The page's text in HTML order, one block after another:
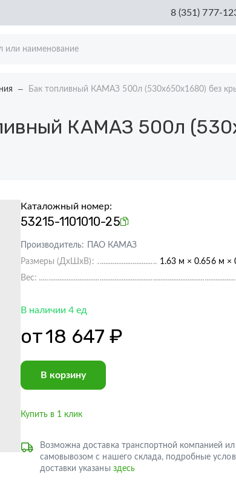
8 (351) 777-
Бак топливный КАМАЗ 500л (530х650х1680) без
КАМАЗ 500л
Каталожный номер:
53215-1101010-25
Производитель:
ПАО КАМАЗ
Размеры (ДхШхВ):
1.63 м × 0.656 м ×
Вес:
В наличии 4 ед
от18 647 ₽
В корзину
Купить в 1 клик
Возможна доставка транспортной компанией
самовывозом с нашего склада, подробные
доставки указаны здесь